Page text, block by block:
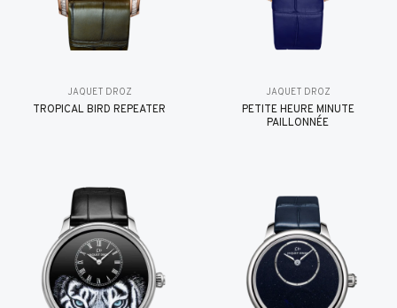
JAQUET DROZ
TROPICAL BIRD REPEATER
JAQUET DROZ
PETITE HEURE MINUTE
PAILLONNÉE